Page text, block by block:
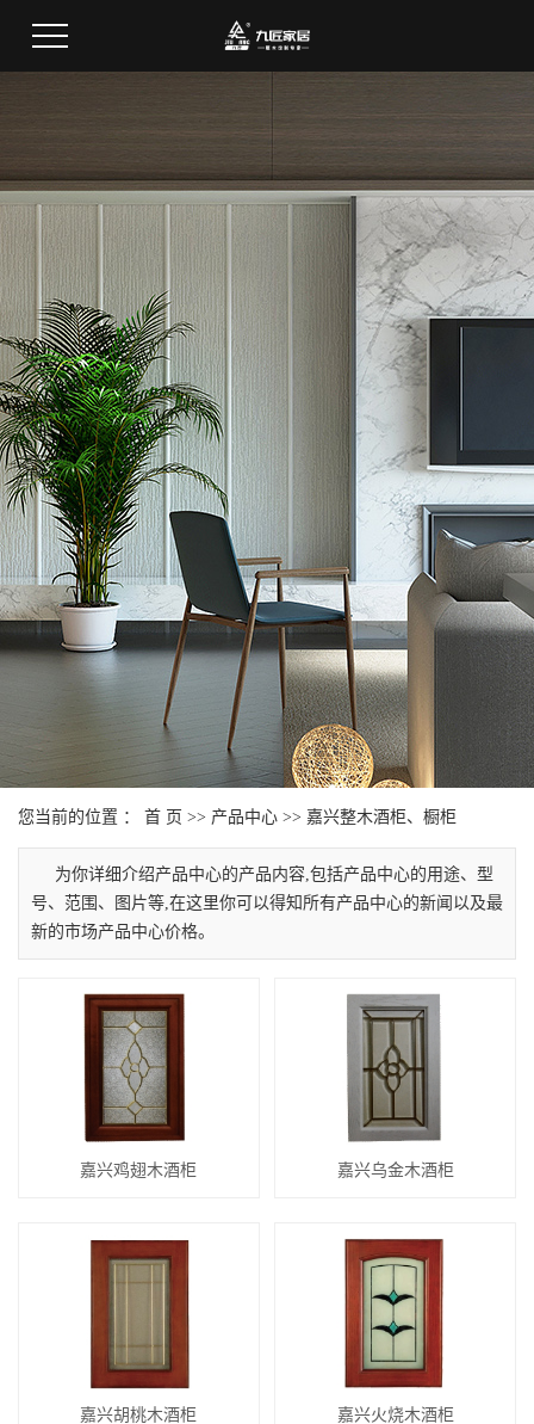
您当前的位置 ： 首 页 >> 产品中心 >> 嘉兴整木酒柜、橱柜
为你详细介绍产品中心的产品内容,包括产品中心的用途、型
号、范围、图片等,在这里你可以得知所有产品中心的新闻以及最
新的市场产品中心价格。
嘉兴鸡翅木酒柜 嘉兴乌金木酒柜
嘉兴胡桃木酒柜 嘉兴火烧木酒柜